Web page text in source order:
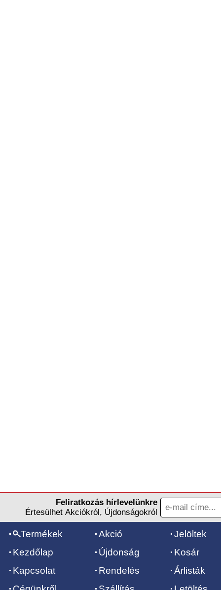
Feliratkozás hírlevelünkre
Értesülhet Akciókról, Újdonságokról
Termékek
Kezdőlap
Kapcsolat
Akció
Újdonság
Rendelés
Jelöltek
Kosár
Árlisták